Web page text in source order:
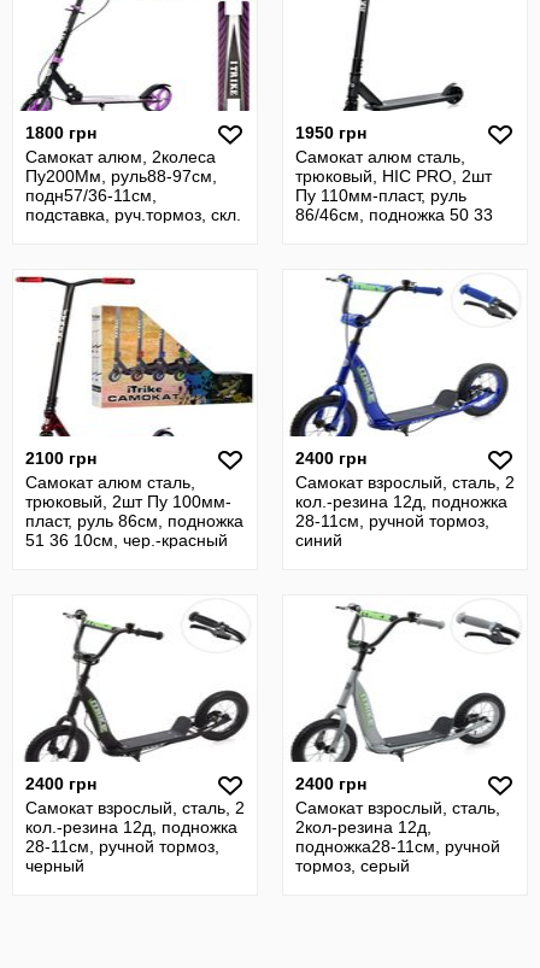
1800 грн
Самокат алюм, 2колеса
Пу200Мм, руль88-97см,
подн57/36-11см,
подставка, руч.тормоз, скл.
1950 грн
Самокат алюм сталь,
трюковый, HIC PRO, 2шт
Пу 110мм-пласт, руль
86/46см, подножка 50 33
2100 грн
Самокат алюм сталь,
трюковый, 2шт Пу 100мм-
пласт, руль 86см, подножка
51 36 10см, чер.-красный
2400 грн
Самокат взрослый, сталь, 2
кол.-резина 12д, подножка
28-11см, ручной тормоз,
синий
2400 грн
Самокат взрослый, сталь, 2
кол.-резина 12д, подножка
28-11см, ручной тормоз,
черный
2400 грн
Самокат взрослый, сталь,
2кол-резина 12д,
подножка28-11см, ручной
тормоз, серый